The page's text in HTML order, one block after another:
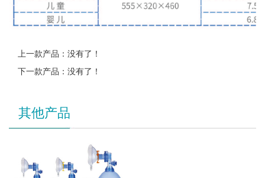
上一款产品：没有了！
下一款产品：没有了！
其他产品